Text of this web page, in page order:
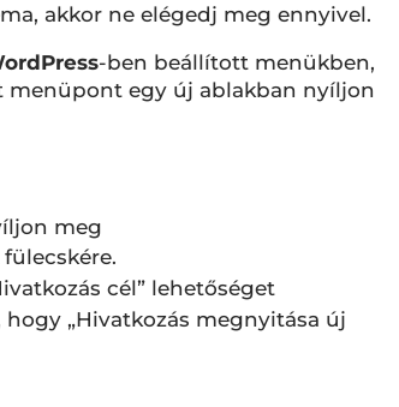
akkor ne elégedj meg ennyivel.
-ben beállított menükben,
egy új ablakban nyíljon
cél” lehetőséget
„Hivatkozás megnyitása új